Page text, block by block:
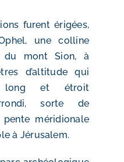
furent érigées,
une colline
mont Sion, à
d’altitude qui
long et étroit
sorte de
pente méridionale
à Jérusalem.